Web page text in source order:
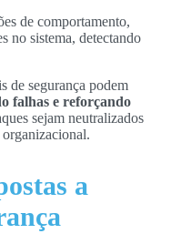
de comportamento,
no sistema, detectando
de segurança podem
falhas e reforçando
sejam neutralizados
a